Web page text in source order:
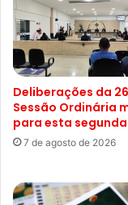
Deliberações da
Sessão Ordinária
para esta
7 de agosto de 2026